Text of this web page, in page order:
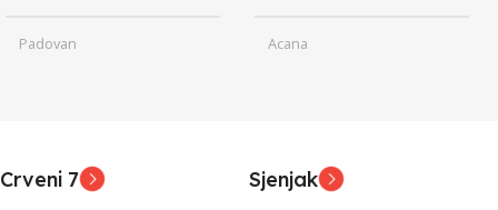
Padovan Acana
Crveni 7 Sjenjak